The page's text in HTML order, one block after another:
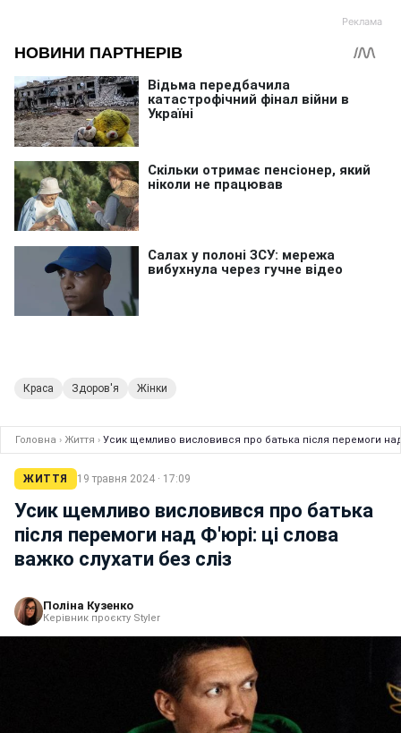
Краса Здоров'я Жінки
Головна › Життя › Усик щемливо висловився про батька після перемоги
ЖИТТЯ 19 травня 2024 · 17:09
Усик щемливо висловився про батька
після перемоги над Ф'юрі: ці слова
важко слухати без сліз
Поліна Кузенко
Керівник проєкту Styler